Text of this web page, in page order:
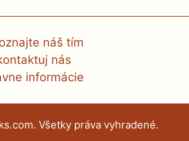
náš tím
nás
informácie
Všetky práva vyhradené.